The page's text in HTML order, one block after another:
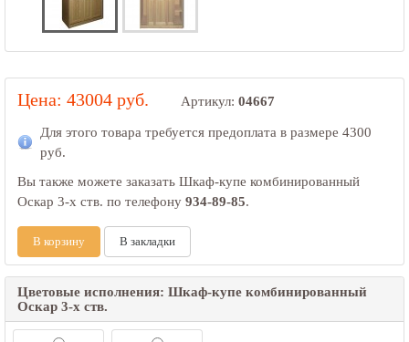
Цена: 43004 руб. Артикул: 04667
Для этого товара требуется предоплата в размере 4300
руб.
Вы также можете заказать Шкаф-купе комбинированный
Оскар 3-х ств. по телефону 934-89-85.
В корзину В закладки
Цветовые исполнения: Шкаф-купе комбинированный
Оскар 3-х ств.